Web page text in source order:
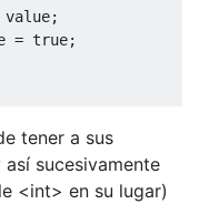
value;
= true;
tener a sus
sucesivamente
<int> en su lugar)